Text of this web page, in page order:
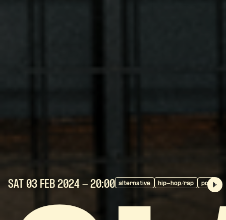
SAT 03 FEB 2024 - 20:00 alternative hip-hop/rap pop